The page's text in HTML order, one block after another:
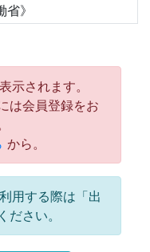
》
示されます。
は会員登録をお
から。
用する際は「出
ださい。